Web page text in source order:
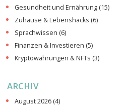
Gesundheit und Ernährung (15)
Zuhause & Lebenshacks (6)
Sprachwissen (6)
Finanzen & Investieren (5)
Kryptowährungen & NFTs (3)
ARCHIV
August 2026 (4)